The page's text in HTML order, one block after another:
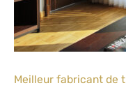
Meilleur fabricant de